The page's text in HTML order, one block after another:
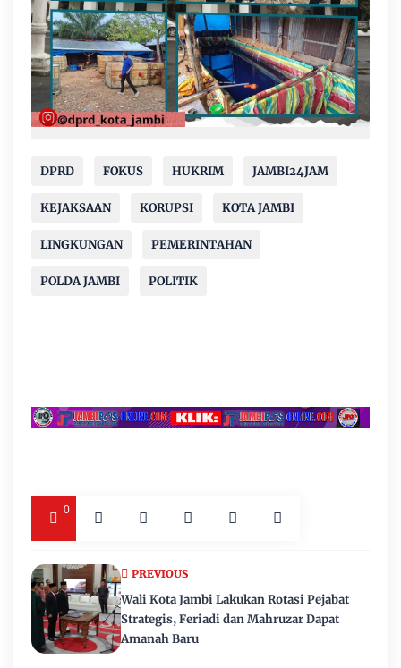
DPRD FOKUS HUKRIM JAMBI24JAM
KEJAKSAAN KORUPSI KOTA JAMBI
LINGKUNGAN PEMERINTAHAN
POLDA JAMBI POLITIK
0
PREVIOUS
Wali Kota Jambi Lakukan Rotasi Pejabat
Strategis, Feriadi dan Mahruzar Dapat
Amanah Baru